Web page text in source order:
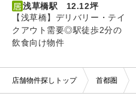
浅草橋駅 12.12坪
【浅草橋】デリバリー・テイ
クアウト需要◎駅徒歩2分の
飲食向け物件
店舗物件探しトップ 首都圏